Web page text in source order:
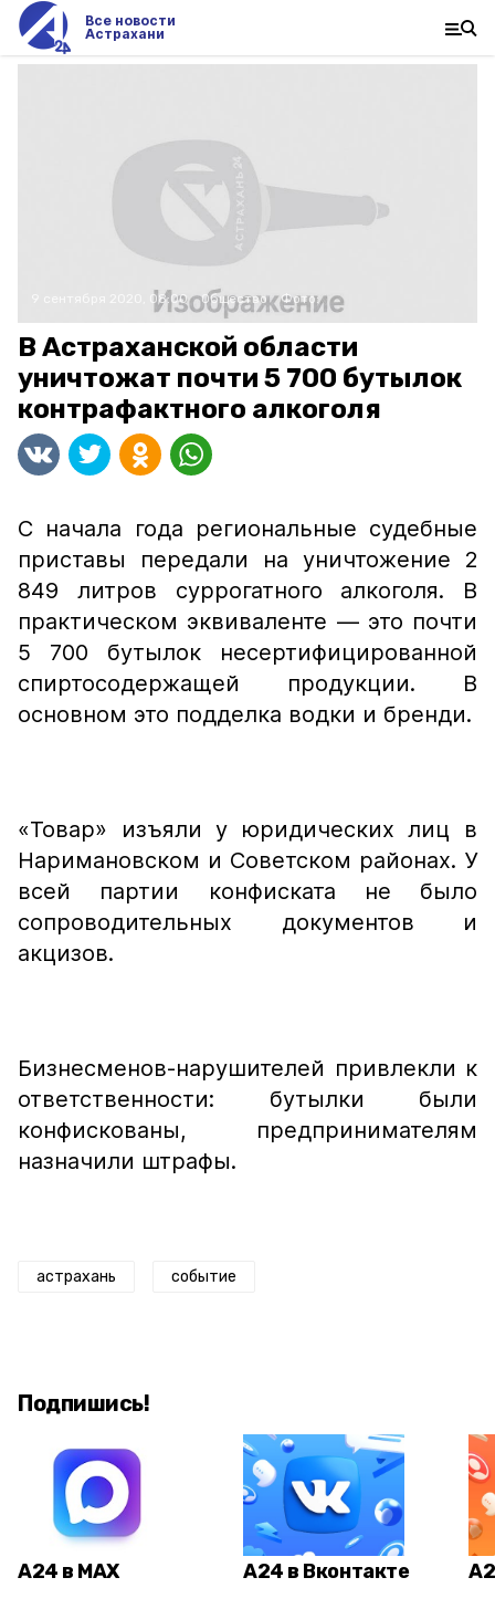
Все новости
Астрахани
9 сентября 2020, 08:00 Общество Фото:
В Астраханской области
уничтожат почти 5 700 бутылок
контрафактного алкоголя
С начала года региональные судебные
приставы передали на уничтожение 2
849 литров суррогатного алкоголя. В
практическом эквиваленте — это почти
5 700 бутылок несертифицированной
спиртосодержащей продукции. В
основном это подделка водки и бренди.
«Товар» изъяли у юридических лиц в
Наримановском и Советском районах. У
всей партии конфиската не было
сопроводительных документов и
акцизов.
Бизнесменов-нарушителей привлекли к
ответственности: бутылки были
конфискованы, предпринимателям
назначили штрафы.
астрахань событие
Подпишись!
А24 в MAX А24 в Вконтакте